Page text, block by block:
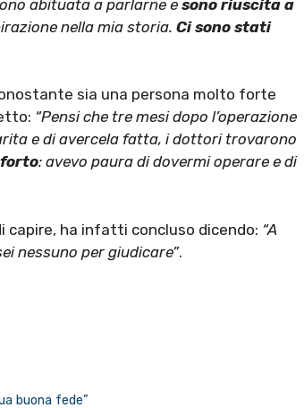
abituata a parlarne e sono riuscita a
nella mia storia. Ci sono stati
sia una persona molto forte
“Pensi che tre mesi dopo l’operazione
e di avercela fatta, i dottori trovarono
: avevo paura di dovermi operare e di
capire, ha infatti concluso dicendo: “A
nessuno per giudicare”.
buona fede”